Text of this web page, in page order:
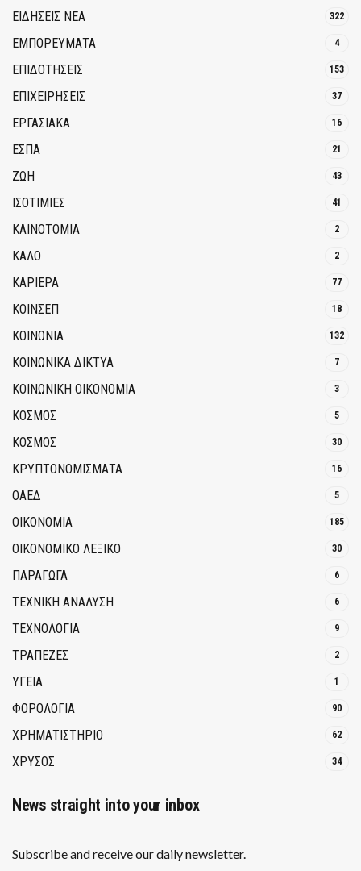
ΕΙΔΗΣΕΙΣ ΝΕΑ 322
ΕΜΠΟΡΕΥΜΑΤΑ 4
ΕΠΙΔΟΤΗΣΕΙΣ 153
ΕΠΙΧΕΙΡΗΣΕΙΣ 37
ΕΡΓΑΣΙΑΚΑ 16
ΕΣΠΑ 21
ΖΩΗ 43
ΙΣΟΤΙΜΙΕΣ 41
ΚΑΙΝΟΤΟΜΊΑ 2
ΚΑΛΟ 2
ΚΑΡΙΕΡΑ 77
ΚΟΙΝΣΕΠ 18
ΚΟΙΝΩΝΙΑ 132
ΚΟΙΝΩΝΙΚΆ ΔΊΚΤΥΑ 7
ΚΟΙΝΩΝΙΚΉ ΟΙΚΟΝΟΜΊΑ 3
ΚΟΣΜΟΣ 5
ΚΟΣΜΟΣ 30
ΚΡΥΠΤΟΝΟΜΊΣΜΑΤΑ 16
ΟΑΕΔ 5
ΟΙΚΟΝΟΜΙΑ 185
ΟΙΚΟΝΟΜΙΚΟ ΛΕΞΙΚΟ 30
ΠΑΡΑΓΩΓΑ 6
ΤΕΧΝΙΚΗ ΑΝΑΛΥΣΗ 6
ΤΕΧΝΟΛΟΓΙΑ 9
ΤΡΆΠΕΖΕΣ 2
ΥΓΕΙΑ 1
ΦΟΡΟΛΟΓΙΑ 90
ΧΡΗΜΑΤΙΣΤΗΡΙΟ 62
ΧΡΥΣΟΣ 34
News straight into your inbox
Subscribe and receive our daily newsletter.